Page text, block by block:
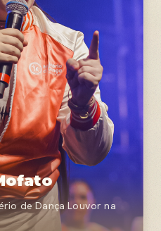
de Dança Louvor na